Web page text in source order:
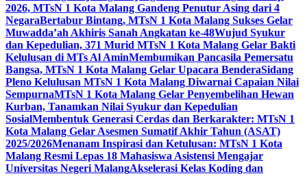
2026, MTsN 1 Kota Malang Gandeng Penutur Asing dari 4
NegaraBertabur Bintang, MTsN 1 Kota Malang Sukses Gelar
Muwadda’ah Akhiris Sanah Angkatan ke-48Wujud Syukur
dan Kepedulian, 371 Murid MTsN 1 Kota Malang Gelar Bakti
Kelulusan di MTs Al AminMembumikan Pancasila Pemersatu
Bangsa, MTsN 1 Kota Malang Gelar Upacara BenderaSidang
Pleno Kelulusan MTsN 1 Kota Malang Diwarnai Capaian Nilai
SempurnaMTsN 1 Kota Malang Gelar Penyembelihan Hewan
Kurban, Tanamkan Nilai Syukur dan Kepedulian
SosialMembentuk Generasi Cerdas dan Berkarakter: MTsN 1
Kota Malang Gelar Asesmen Sumatif Akhir Tahun (ASAT)
2025/2026Menanam Inspirasi dan Ketulusan: MTsN 1 Kota
Malang Resmi Lepas 18 Mahasiswa Asistensi Mengajar
Universitas Negeri MalangAkselerasi Kelas Koding dan